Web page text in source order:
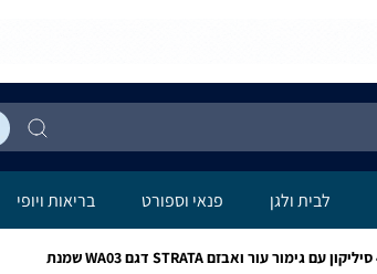
לבית ולגן פנאי וספורט בריאות ויופי